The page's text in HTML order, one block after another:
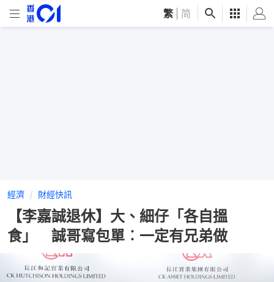
繁 简
經濟 財經快訊
【李嘉誠退休】大、細仔「各自搵
食」 誠哥寫包單︰一定有兄弟做